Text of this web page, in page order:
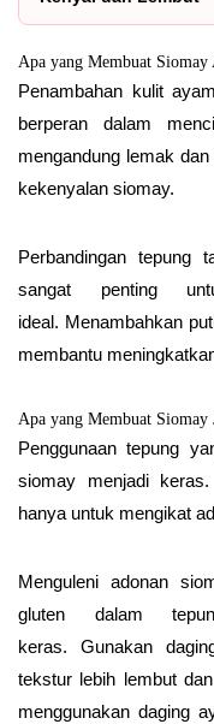
Apa yang Membuat Siomay
Penambahan kulit
berperan dalam
mengandung lemak
kekenyalan siomay.
Perbandingan tepung
sangat penting
ideal. Menambahkan
membantu
Apa yang Membuat Siomay
Penggunaan tepung
siomay menjadi
hanya untuk mengikat
Menguleni adonan
gluten dalam
keras. Gunakan
tekstur lebih lembut
menggunakan daging